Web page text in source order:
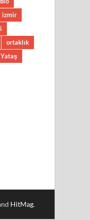
izmir
ortaklık
Yataş
HitMag.